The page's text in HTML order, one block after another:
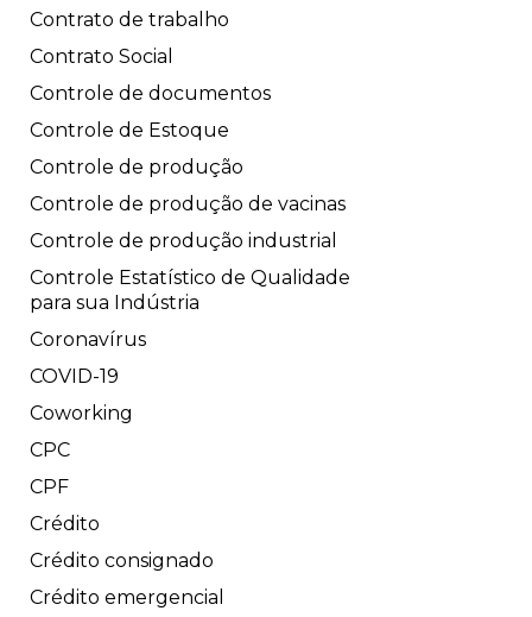
Contrato de trabalho
Contrato Social
Controle de documentos
Controle de Estoque
Controle de produção
Controle de produção de vacinas
Controle de produção industrial
Controle Estatístico de Qualidade
para sua Indústria
Coronavírus
COVID-19
Coworking
CPC
CPF
Crédito
Crédito consignado
Crédito emergencial